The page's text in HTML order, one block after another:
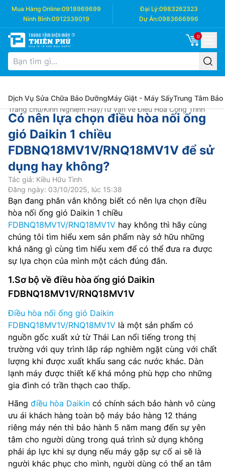
Mua Hàng Online:0918969699 Đại Lý:0983262323
Ninh Bình:0912339019 Dự Án:0983666996
0
Dịch Vụ Sửa Chữa Bảo DưỡngMáy Giặt - Máy SấyTrung Tâm Bảo
Trang chủ/Kinh Nghiệm Hay/Tư vấn về Điều Hòa Công Trình
Có nên lựa chọn điều hòa nối ống
gió Daikin 1 chiều
FDBNQ18MV1V/RNQ18MV1V để sử
dụng hay không?
Tác giả: Kiều Hữu Tình
Đăng ngày: 03/10/2025, lúc 15:38
Bạn đang phân vân không biết có nên lựa chọn điều
hòa nối ống gió Daikin 1 chiều
FDBNQ18MV1V/RNQ18MV1V hay không thì hãy cùng
chúng tôi tìm hiểu xem sản phẩm này sở hữu những
khả năng gì cùng tìm hiểu xem để có thể đưa ra được
sự lựa chọn của mình một cách đúng đắn.
1.Sơ bộ về điều hòa ống gió Daikin
FDBNQ18MV1V/RNQ18MV1V
Điều hòa nối ống gió Daikin
FDBNQ18MV1V/RNQ18MV1V là một sản phẩm có
nguồn gốc xuất xứ từ Thái Lan nổi tiếng trong thị
trường với quy trình lắp ráp nghiêm ngặt cùng với chất
lượng khi được xuất khẩu sang các nước khác. Dàn
lạnh máy được thiết kế khá mỏng phù hợp cho những
gia đình có trần thạch cao thấp.
Hãng điều hòa Daikin có chính sách bảo hành vô cùng
ưu ái khách hàng toàn bộ máy bảo hàng 12 tháng
riêng máy nén thì bảo hành 5 năm mang đến sự yên
tâm cho người dùng trong quá trình sử dụng không
phải áp lực khi sự dụng nếu máy gặp sự cố ai sẽ là
người khác phục cho mình, người dùng có thể an tâm